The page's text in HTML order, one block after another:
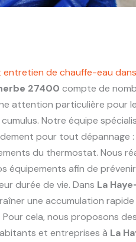
entretien de chauffe-eau
27400 compte de
attention particulière pour
Notre équipe
pour tout dépannage
du thermostat. Nous
équipements afin de
durée de vie. Dans La
une accumulation
Pour cela, nous proposons
et entreprises à La